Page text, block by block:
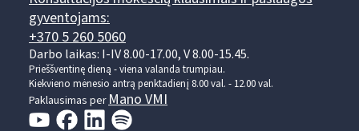
gyventojams:
+370 5 260 5060
Darbo laikas: I-IV 8.00-17.00, V 8.00-15.45.
Prieššventinę dieną - viena valanda trumpiau.
Kiekvieno mėnesio antrą penktadienį 8.00 val. - 12.00 val.
Paklausimas perMano VMI